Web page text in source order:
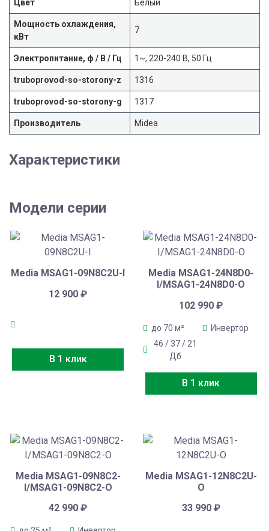
Цвет Белый
Мощность охлаждения,
кВт
7
Электропитание, ф / В / Гц 1~, 220-240 В, 50 Гц
truboprovod-so-storony-z 1316
truboprovod-so-storony-g 1317
Производитель Midea
Характеристики
Модели серии
Media MSAG1-09N8C2U-I
12 900₽
В 1 клик
Media MSAG1-24N8D0-
I/MSAG1-24N8D0-O
102 990₽
до 70 м²
Инвертор
46 / 37 / 21
Дб
В 1 клик
Media MSAG1-09N8C2-
I/MSAG1-09N8C2-O
42 990₽
Media MSAG1-12N8C2U-
O
33 990 ₽